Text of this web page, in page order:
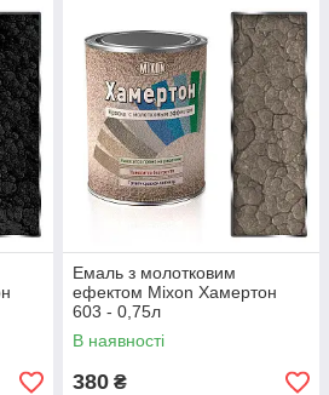
Емаль з молотковим
ефектом Mixon Хамертон
603 - 0,75л
В наявності
380 ₴